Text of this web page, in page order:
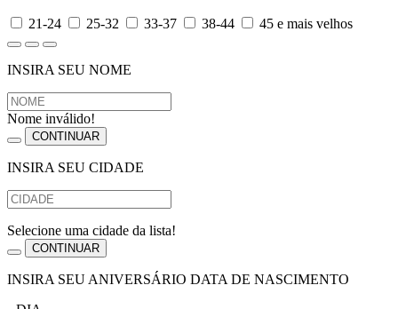
21-24 25-32 33-37 38-44 45 e mais velhos
INSIRA SEU NOME
Nome inválido!
CONTINUAR
INSIRA SEU CIDADE
Selecione uma cidade da lista!
CONTINUAR
INSIRA SEU ANIVERSÁRIO DATA DE NASCIMENTO